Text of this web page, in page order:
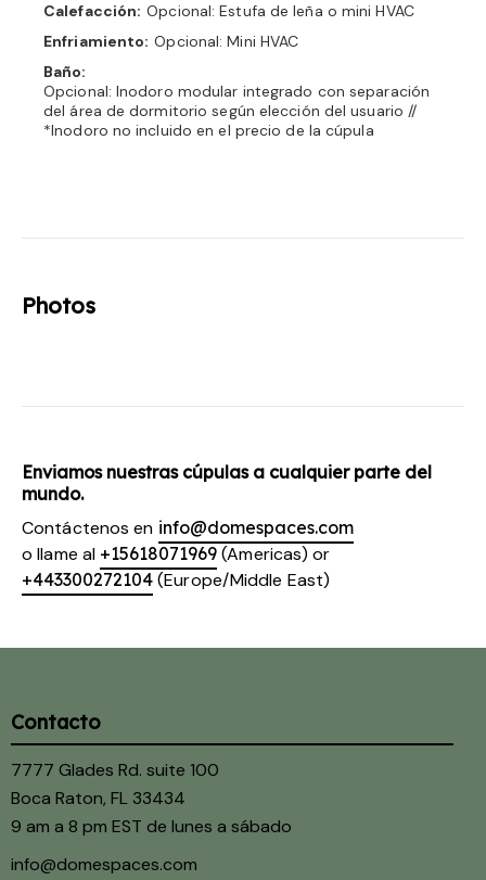
Calefacción: Opcional: Estufa de leña o mini HVAC
Enfriamiento: Opcional: Mini HVAC
Baño:
Opcional: Inodoro modular integrado con separación
del área de dormitorio según elección del usuario //
*Inodoro no incluido en el precio de la cúpula
Photos
Enviamos nuestras cúpulas a cualquier parte del
mundo.
Contáctenos en info@domespaces.com
o llame al +15618071969 (Americas) or
+443300272104 (Europe/Middle East)
Contacto
7777 Glades Rd. suite 100
Boca Raton, FL 33434
9 am a 8 pm EST de lunes a sábado
info@domespaces.com